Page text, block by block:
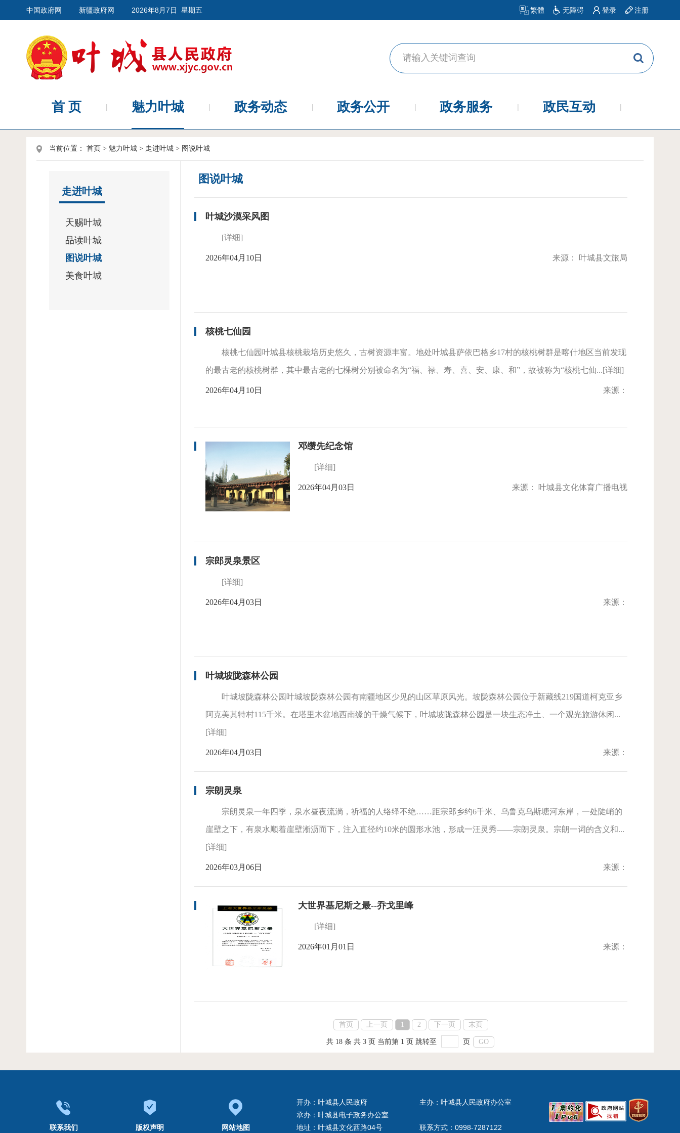
中国政府网 新疆政府网 2026年8月7日 星期五 繁體 无障碍 登录 注册
首 页 魅力叶城 政务动态 政务公开 政务服务 政民互动
当前位置： 首页 > 魅力叶城 > 走进叶城 > 图说叶城
走进叶城
天赐叶城
品读叶城
图说叶城
美食叶城
图说叶城
叶城沙漠采风图
[详细]
2026年04月10日 来源： 叶城县文旅局
核桃七仙园
核桃七仙园叶城县核桃栽培历史悠久，古树资源丰富。地处叶城县萨依巴格乡17村的核桃树群是喀什地区当前发现
的最古老的核桃树群，其中最古老的七棵树分别被命名为“福、禄、寿、喜、安、康、和”，故被称为“核桃七仙...[详细]
2026年04月10日 来源：
邓缵先纪念馆
[详细]
2026年04月03日 来源： 叶城县文化体育广播电视
宗郎灵泉景区
[详细]
2026年04月03日 来源：
叶城坡陇森林公园
叶城坡陇森林公园叶城坡陇森林公园有南疆地区少见的山区草原风光。坡陇森林公园位于新藏线219国道柯克亚乡
阿克美其特村115千米。在塔里木盆地西南缘的干燥气候下，叶城坡陇森林公园是一块生态净土、一个观光旅游休闲...
[详细]
2026年04月03日 来源：
宗朗灵泉
宗朗灵泉一年四季，泉水昼夜流淌，祈福的人络绎不绝……距宗郎乡约6千米、乌鲁克乌斯塘河东岸，一处陡峭的
崖壁之下，有泉水顺着崖壁淅沥而下，注入直径约10米的圆形水池，形成一汪灵秀——宗朗灵泉。宗朗一词的含义和...
[详细]
2026年03月06日 来源：
大世界基尼斯之最--乔戈里峰
[详细]
2026年01月01日 来源：
首页 上一页 1 2 下一页 末页
共 18 条 共 3 页 当前第 1 页 跳转至 页 GO
联系我们 版权声明 网站地图
开办：叶城县人民政府
承办：叶城县电子政务办公室
地址：叶城县文化西路04号
主办：叶城县人民政府办公室
联系方式：0998-7287122